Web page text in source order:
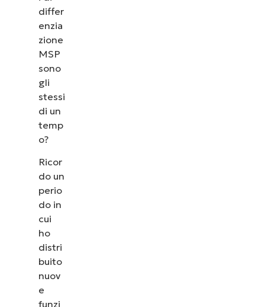
differ
enzia
zione
MSP
sono
gli
stessi
di un
temp
o?
Ricor
do un
perio
do in
cui
ho
distri
buito
nuov
e
funzi